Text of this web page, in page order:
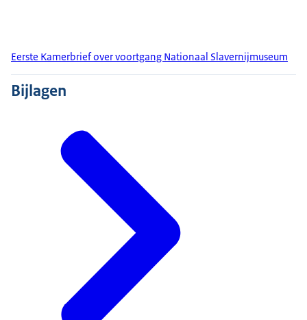
Eerste Kamerbrief over voortgang Nationaal Slavernijmuseum
Bijlagen